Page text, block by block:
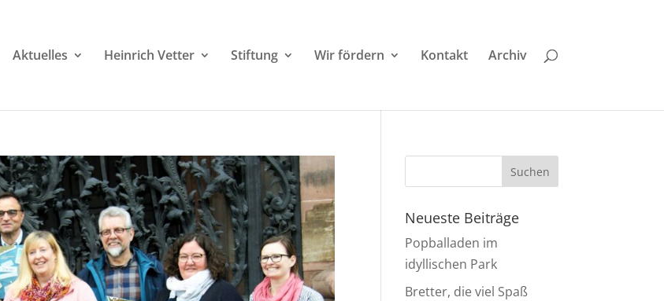
Aktuelles Heinrich Vetter Stiftung Wir fördern Kontakt Archiv
Neueste Beiträge
Popballaden im
idyllischen Park
Bretter, die viel Spaß